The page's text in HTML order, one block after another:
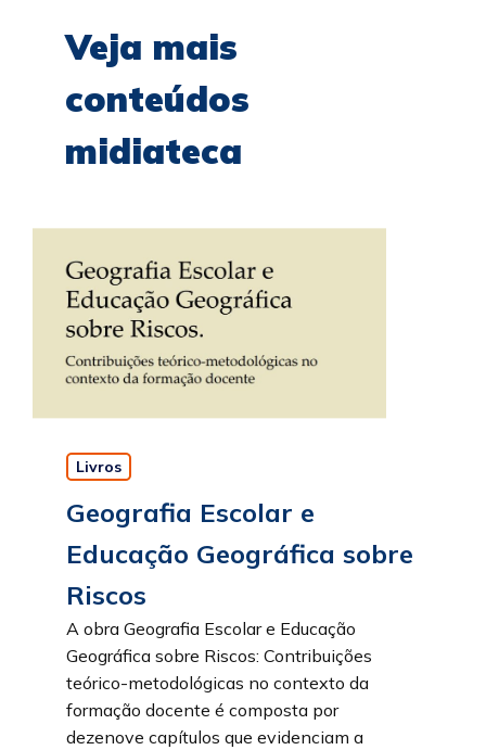
Veja mais
conteúdos
midiateca
Livros
Geografia Escolar e
Educação Geográfica sobre
Riscos
A obra Geografia Escolar e Educação
Geográfica sobre Riscos: Contribuições
teórico-metodológicas no contexto da
formação docente é composta por
dezenove capítulos que evidenciam a